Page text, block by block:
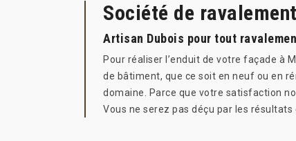
Société de
Artisan Dubois pour tout
Pour réaliser l’enduit de votre façade à
de bâtiment, que ce soit en neuf ou en
domaine. Parce que votre satisfaction
Vous ne serez pas déçu par les